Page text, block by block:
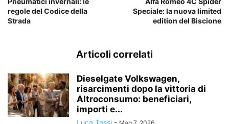
regole del Codice della
Strada
Speciale: la nuova limited
edition del Biscione
Articoli correlati
Dieselgate Volkswagen,
risarcimenti dopo la vittoria di
Altroconsumo: beneficiari,
importi e...
Luca Tassi -